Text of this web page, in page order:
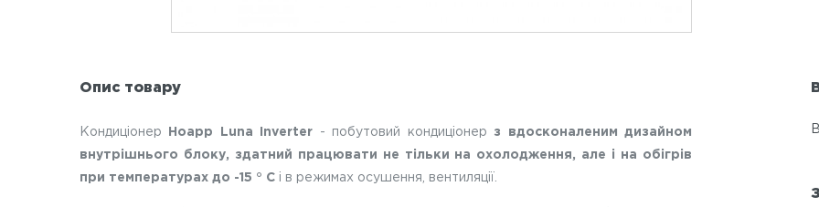
Опис товару
Кондиціонер Hoapp Luna Inverter - побутовий кондиціонер з вдосконаленим дизайном
внутрішнього блоку, здатний працювати не тільки на охолодження, але і на обігрів
при температурах до -15 ° C і в режимах осушення, вентиляції.